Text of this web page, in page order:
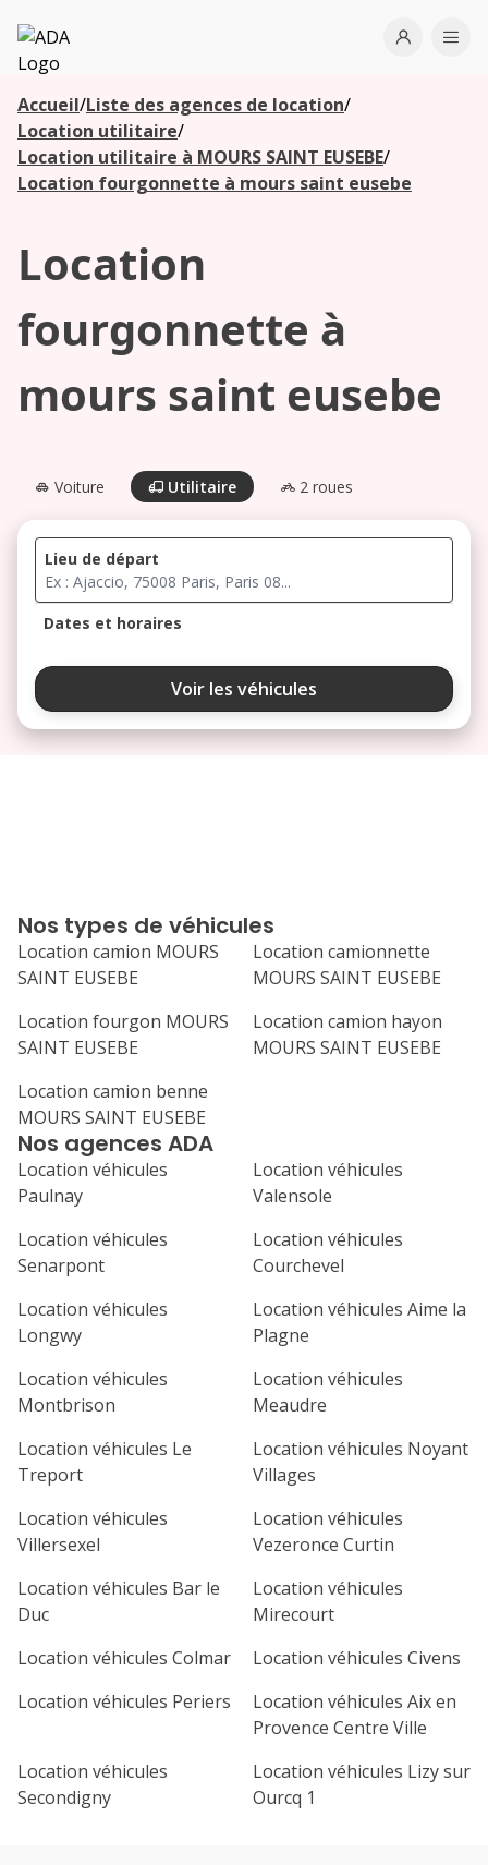
ADA
Open
Accueil/Liste des agences de location/
Location utilitaire/
Location utilitaire à MOURS SAINT EUSEBE/
Location fourgonnette à mours saint eusebe
Location
fourgonnette à
mours saint eusebe
Voiture Utilitaire 2 roues
Lieu de départ
Dates et horaires
août 2026
ma me
24 25 26
31
septembre 2026
lu me je
ve
1
7 8
16
21 23 24
Voir les véhicules
Nos agences ADA
Location véhicules
Paulnay
Location véhicules
Valensole
Location véhicules
Senarpont
Location véhicules
Courchevel
Location véhicules
Longwy
Location véhicules Aime la
Plagne
Location véhicules
Montbrison
Location véhicules
Meaudre
Location véhicules Le
Treport
Location véhicules Noyant
Villages
Location véhicules
Villersexel
Location véhicules
Vezeronce Curtin
Location véhicules Bar le
Duc
Location véhicules
Mirecourt
Location véhicules Colmar
Location véhicules Civens
Location véhicules Periers
Location véhicules Aix en
Provence Centre Ville
Location véhicules
Secondigny
Location véhicules Lizy sur
Ourcq 1
Nos types de véhicules
Location camion MOURS
SAINT EUSEBE
Location camionnette
MOURS SAINT EUSEBE
Location fourgon MOURS
SAINT EUSEBE
Location camion hayon
MOURS SAINT EUSEBE
Location camion benne
MOURS SAINT EUSEBE
Les
agences à
proximité
Commencez
votre
recherche
pour voir les
proximité